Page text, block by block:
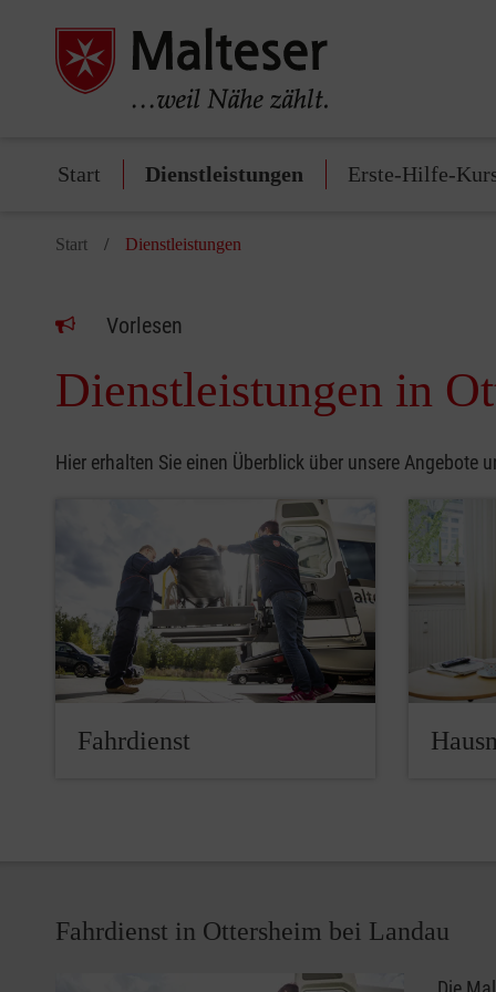
Start Dienstleistungen Erste-Hilfe-
Start Dienstleistungen
Vorlesen
Dienstleistungen in
Hier erhalten Sie einen Überblick über unsere Angebote
Fahrdienst
Fahrdienst in Ottersheim bei Landau